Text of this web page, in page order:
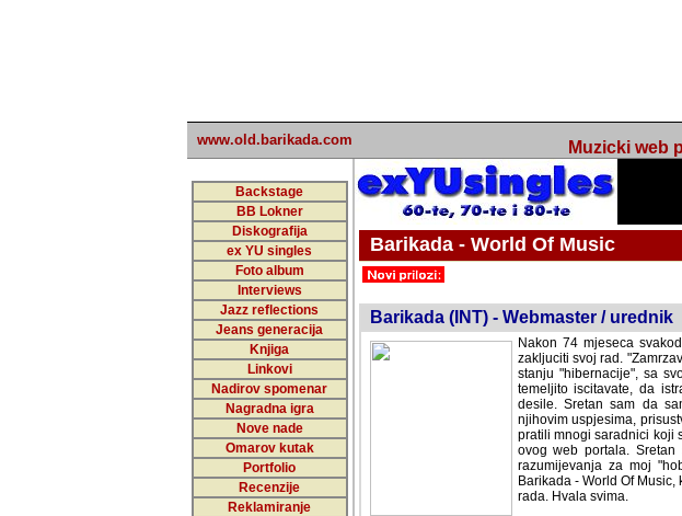
www.old.barikada.com Muzicki web
Backstage
BB Lokner
Diskografija
ex YU singles
Foto album
Interviews
Jazz reflections
Jeans generacija
Knjiga
Linkovi
Nadirov spomenar
Nagradna igra
Nove nade
Omarov kutak
Portfolio
Recenzije
Reklamiranje
Barikada - World Of Music
Barikada (INT) - Webmaster / urednik
Nakon 74 mjeseca
zakljuciti svoj rad.
stanju "hibernacije", sa
temeljito iscitavate, da
Sretan sam da sam u
uspjesima, prisustvovati
mnogi saradnici koji su
web portala. Sretan
razumijevanja za moj
Barikada - World Of
rada. Hvala svima.